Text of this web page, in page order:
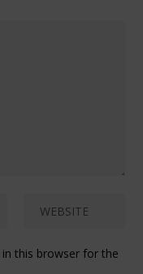
this browser for the